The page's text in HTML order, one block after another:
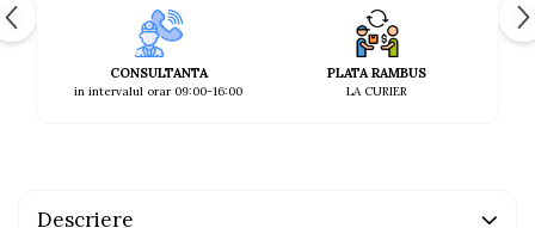
CONSULTANTA
in intervalul orar 09:00-16:00
PLATA RAMBUS
LA CURIER
Descriere